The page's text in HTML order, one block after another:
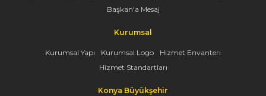
Başkan'a Mesaj
Kurumsal
Kurumsal Yapı Kurumsal Logo
Hizmet Envanteri
Hizmet Standartları
Konya Büyükşehir